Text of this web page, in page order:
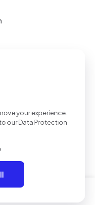
Zastrzeżone.
STPS
0
your experience.
ourData Protection